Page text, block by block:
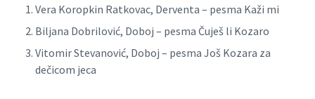
Vera Koropkin Ratkovac, Derventa – pesma Kaži mi
Biljana Dobrilović, Doboj – pesma Čuješ li Kozaro
Vitomir Stevanović, Doboj – pesma Još Kozara za
dečicom jeca